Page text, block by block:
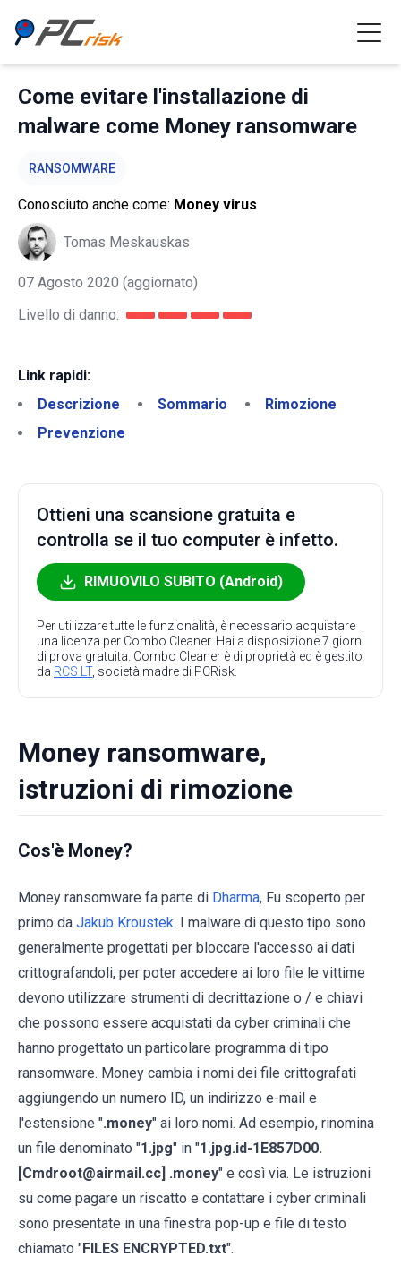
Come evitare l'installazione di
malware come Money ransomware
RANSOMWARE
Conosciuto anche come: Money virus
Tomas Meskauskas
07 Agosto 2020 (aggiornato)
Livello di danno:
Link rapidi:
Descrizione
Sommario
Rimozione
Prevenzione
Ottieni una scansione gratuita e
controlla se il tuo computer è infetto.
RIMUOVILO SUBITO (Android)
Per utilizzare tutte le funzionalità, è necessario acquistare
una licenza per Combo Cleaner. Hai a disposizione 7 giorni
di prova gratuita. Combo Cleaner è di proprietà ed è gestito
da RCS LT, società madre di PCRisk.
Money ransomware,
istruzioni di rimozione
Cos'è Money?
Money ransomware fa parte di Dharma, Fu scoperto per
primo da Jakub Kroustek. I malware di questo tipo sono
generalmente progettati per bloccare l'accesso ai dati
crittografandoli, per poter accedere ai loro file le vittime
devono utilizzare strumenti di decrittazione o / e chiavi
che possono essere acquistati da cyber criminali che
hanno progettato un particolare programma di tipo
ransomware. Money cambia i nomi dei file crittografati
aggiungendo un numero ID, un indirizzo e-mail e
l'estensione ".money" ai loro nomi. Ad esempio, rinomina
un file denominato "1.jpg" in "1.jpg.id-1E857D00.
[Cmdroot@airmail.cc] .money" e così via. Le istruzioni
su come pagare un riscatto e contattare i cyber criminali
sono presentate in una finestra pop-up e file di testo
chiamato "FILES ENCRYPTED.txt".